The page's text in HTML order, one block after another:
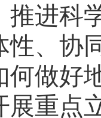
推进科
性、协
何做好
展重点